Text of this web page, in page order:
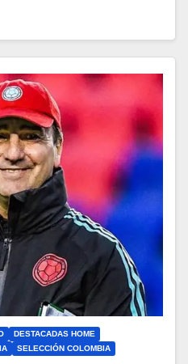
DESTACADAS HOME
SELECCIÓN COLOMBIA